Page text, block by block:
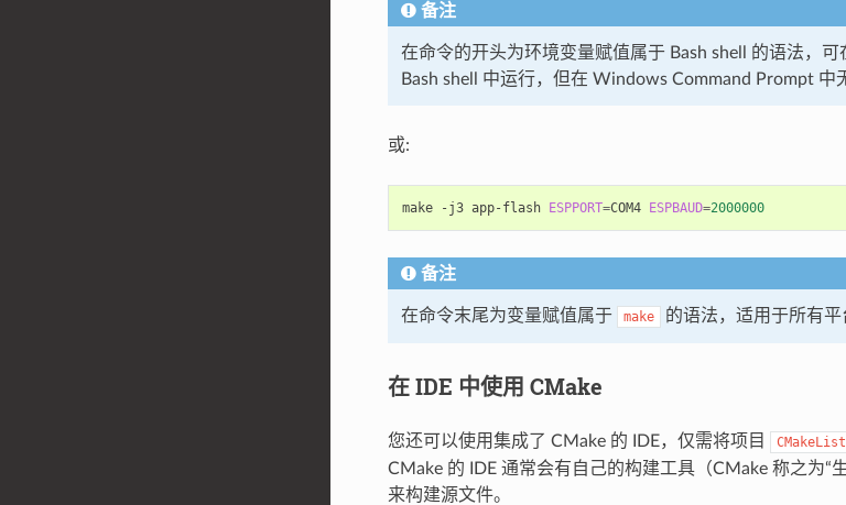
备注
在命令的开头为环境变量赋值属于 Bash shell 的语法，
Bash shell 中运行，但在 Windows Command Prompt 中
或:
make -j3 app-flash ESPPORT=COM4 ESPBAUD=2000000
备注
在命令末尾为变量赋值属于 make 的语法，适用于所有平
在 IDE 中使用 CMake
您还可以使用集成了 CMake 的 IDE，仅需将项目
CMake 的 IDE 通常会有自己的构建工具（CMake 称之为“
来构建源文件。